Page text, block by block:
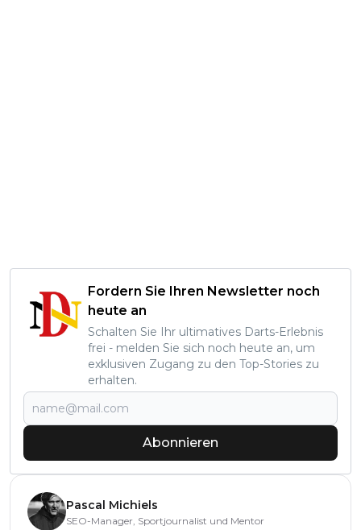
Fordern Sie Ihren Newsletter noch
heute an
Schalten Sie Ihr ultimatives Darts-Erlebnis
frei - melden Sie sich noch heute an, um
exklusiven Zugang zu den Top-Stories zu
erhalten.
Abonnieren
Pascal Michiels
SEO-Manager, Sportjournalist und Mentor